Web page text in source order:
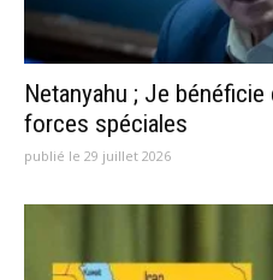
Netanyahu ; Je
forces spéciales
publié le 29 juillet 2026